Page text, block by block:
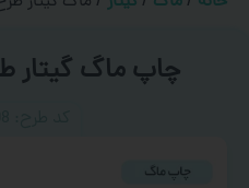
چاپ ماگ گیتار